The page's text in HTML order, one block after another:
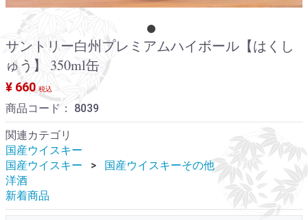
サントリー白州プレミアムハイボール【はくし
ゅう】 350ml缶
¥ 660 税込
商品コード： 8039
関連カテゴリ
国産ウイスキー
国産ウイスキー
国産ウイスキーその他
洋酒
新着商品